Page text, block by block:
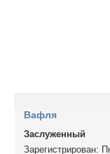
Вафля
Заслуженный
Зарегистрирован: